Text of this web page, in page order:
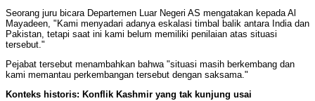
Seorang juru bicara Departemen Luar Negeri AS mengatakan kepada Al
Mayadeen, "Kami menyadari adanya eskalasi timbal balik antara India dan
Pakistan, tetapi saat ini kami belum memiliki penilaian atas situasi
tersebut."
Pejabat tersebut menambahkan bahwa "situasi masih berkembang dan
kami memantau perkembangan tersebut dengan saksama."
Konteks historis: Konflik Kashmir yang tak kunjung usai